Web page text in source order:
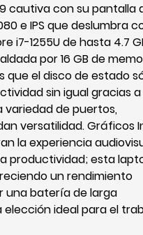
cautiva con su pantalla
e IPS que deslumbra
i7-1255U de hasta 4.7
por 16 GB de
que el disco de estado
sin igual gracias
variedad de puertos,
versatilidad. Gráficos
la experiencia
productividad; esta
un rendimiento
una batería de larga
elección ideal para el